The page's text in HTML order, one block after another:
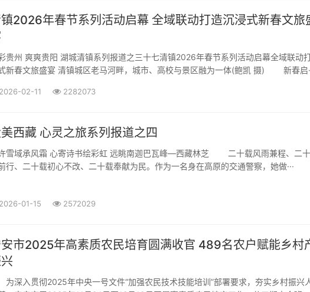
年春节系列活动启幕 全域联动打造沉浸式新春文旅盛
贵州 爽爽贵阳 湖城清镇系列报道之三十七清镇2026年春节系列活动启幕全域联动
新春文旅盛宴 清镇城区老马河畔，城市、高校与景区融为一体(鲍凯 摄) 新春启
02-11 2282073
西藏 心灵之旅系列报道之四
雪域承风霜 心寄诗书绘彩虹 远眺南迦巴瓦峰—西藏林芝 二十载风雨兼程、二
行、二十载初心不改、二十载奉献为民。作为一名身在高原的交通警察，她做···
01-15 2572029
市2025年高素质农民培育圆满收官 489名农户赋能乡村
深入贯彻2025年中央一号文件“加强农民技术技能培训”部署要求，夯实乡村振兴